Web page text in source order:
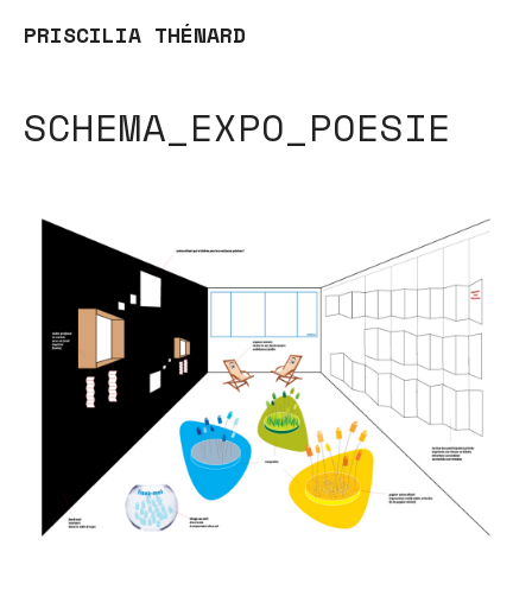
PRISCILIA THÉNARD
SCHEMA_EXPO_POESIE